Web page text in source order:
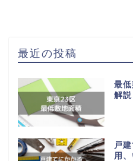
最近の投稿
最
解説
戸
用